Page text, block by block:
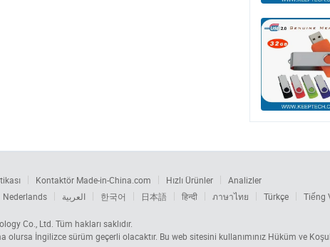
Kontaktör Made-in-China.com Hızlı Ürünler
Analizler
Nederlands العربية 한국어 日本語 हिन्दी ภาษาไทย Türkçe Tiếng
Co., Ltd. Tüm hakları saklıdır.
İngilizce sürüm geçerli olacaktır. Bu web sitesini kullanımınız Hüküm ve